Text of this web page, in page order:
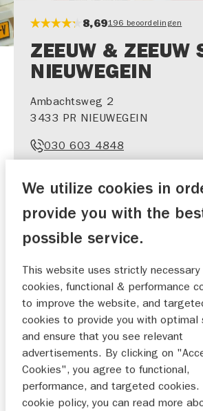
8,69196 beoordelingen
ZEEUW & ZEEUW
NIEUWEGEIN
Ambachtsweg 2
3433 PR NIEUWEGEIN
030 603 4848
AFSPRAAK
INRUILEN
We utilize cookies in
provide you with the
possible service.
This website uses strictly necessary
cookies, functional & performance
to improve the website, and
cookies to provide you with optimal
and ensure that you see relevant
advertisements. By clicking on
Cookies", you agree to functional,
performance, and targeted cookies.
cookie policy, you can read more